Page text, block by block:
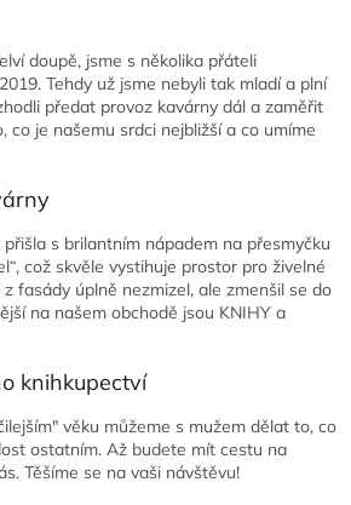
doupě, jsme s několika přáteli
Tehdy už jsme nebyli tak mladí a plní
předat provoz kavárny dál a zaměřit
co je našemu srdci nejbližší a co umíme
s brilantním nápadem na přesmyčku
což skvěle vystihuje prostor pro živelné
fasády úplně nezmizel, ale zmenšil se do
na našem obchodě jsou KNIHY a
knihkupectví
věku můžeme s mužem dělat to, co
ostatním. Až budete mít cestu na
Těšíme se na vaši návštěvu!